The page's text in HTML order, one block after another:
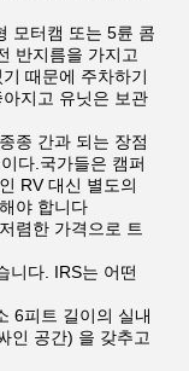
모터캠 또는 5륜 콤
반지름을 가지고
때문에 주차하기
지고 유닛은 보관
종 간과 되는 장점
다.국가들은 캠퍼
RV 대신 별도의
야 합니다
렴한 가격으로 트
니다. IRS는 어떤
6피트 길이의 실내
인 공간) 을 갖추고